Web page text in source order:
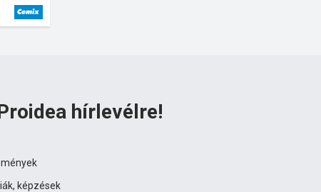
hírlevélre!
képzések